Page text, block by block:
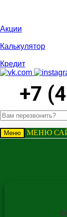
Акции
Калькулятор
Кредит
+7
Меню МЕНЮ